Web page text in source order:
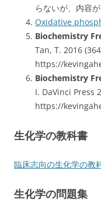
らないが、内容
Oxidative
Biochemistry
Tan, T. 2016
https://
Biochemistry
I. DaVinci Press
https://
生化学の教科書
臨床志向の生化学の教
生化学の問題集